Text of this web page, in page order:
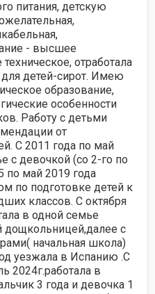
питания, детскую
- высшее
отработала
детей-сирот. Имею
образование,
особенности
Работу с детьми
от
C 2011 года по май
с девочкой (со 2-го по
по май 2019 года
по подготовке детей к
классов. С октября
в одной семье
дощкольницей,далее с
начальная школа)
уезжала в Испанию .С
2024г.работала в
3 года и девочка 1